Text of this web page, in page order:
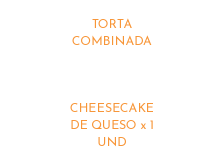
TORTA
COMBINADA
CHEESECAKE
DE QUESO x 1
UND